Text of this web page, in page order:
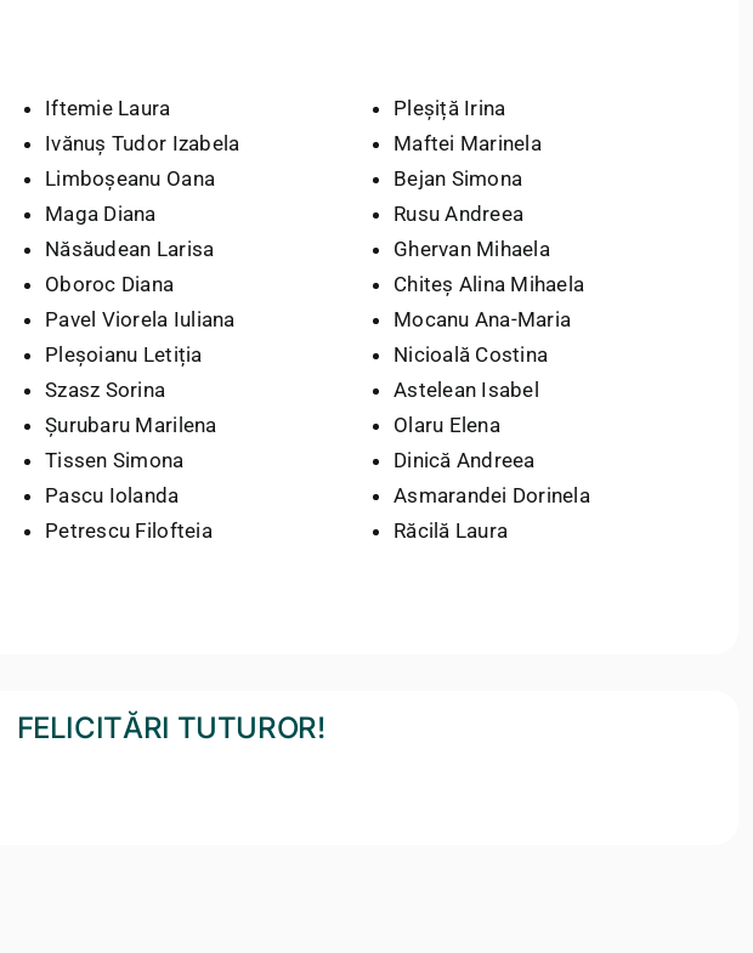
Iftemie Laura
Ivănuș Tudor Izabela
Limboșeanu Oana
Maga Diana
Năsăudean Larisa
Oboroc Diana
Pavel Viorela Iuliana
Pleșoianu Letiția
Szasz Sorina
Șurubaru Marilena
Tissen Simona
Pascu Iolanda
Petrescu Filofteia
Pleșiță Irina
Maftei Marinela
Bejan Simona
Rusu Andreea
Ghervan Mihaela
Chiteș Alina Mihaela
Mocanu Ana-Maria
Nicioală Costina
Astelean Isabel
Olaru Elena
Dinică Andreea
Asmarandei Dorinela
Răcilă Laura
FELICITĂRI TUTUROR!